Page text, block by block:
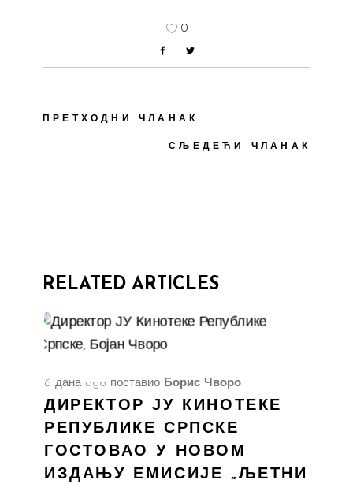
0
ПРЕТХОДНИ ЧЛАНАК
СЉЕДЕЋИ ЧЛАНАК
RELATED ARTICLES
6 дана ago поставио Борис Чворо
ДИРЕКТОР ЈУ КИНОТЕКЕ
РЕПУБЛИКЕ СРПСКЕ
ГОСТОВАО У НОВОМ
ИЗДАЊУ ЕМИСИЈЕ „ЉЕТНИ